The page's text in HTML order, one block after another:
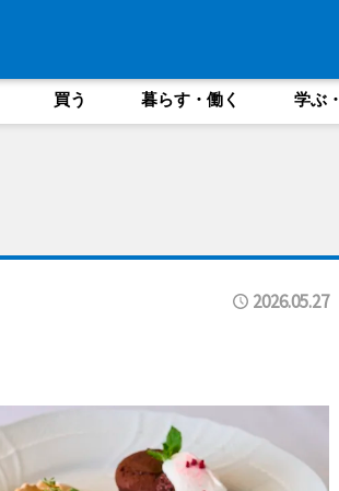
買う 暮らす・働く 学ぶ
2026.05.27